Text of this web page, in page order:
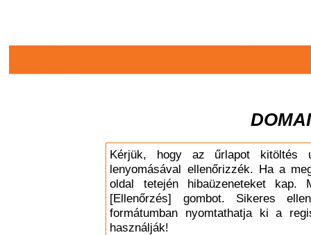
Kérjük, hogy az űrlapot kitöltés
lenyomásával ellenőrizzék. Ha a
oldal tetején hibaüzeneteket
[Ellenőrzés] gombot. Sikeres
formátumban nyomtathatja ki a
használják!